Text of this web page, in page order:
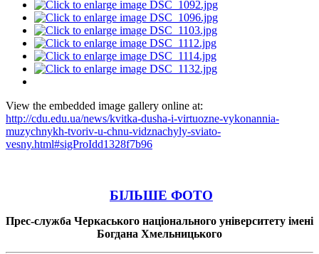
View the embedded image gallery online at:
http://cdu.edu.ua/news/kvitka-dusha-i-virtuozne-vykonannia-
muzychnykh-tvoriv-u-chnu-vidznachyly-sviato-
vesny.html#sigProIdd1328f7b96
БІЛЬШЕ ФОТО
Прес-служба Черкаського національного університету імені
Богдана Хмельницького